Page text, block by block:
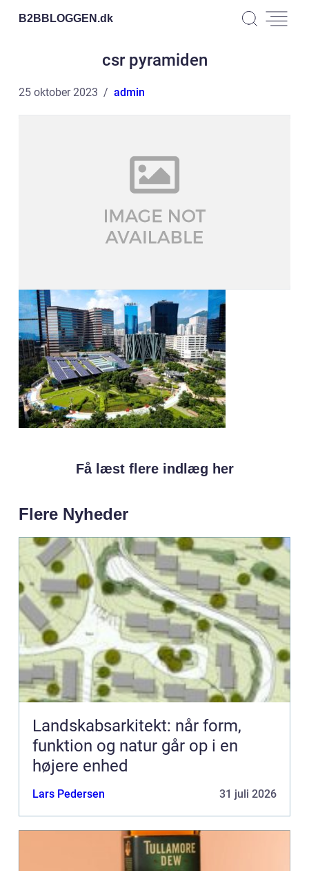
B2BBLOGGEN.dk
csr pyramiden
25 oktober 2023 admin
Få læst flere indlæg her
Flere Nyheder
Landskabsarkitekt: når form,
funktion og natur går op i en
højere enhed
Lars Pedersen 31 juli 2026